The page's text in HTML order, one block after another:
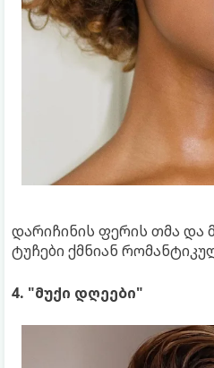
დარიჩინის ფერის თმა და
ტუჩები ქმნიან
4. "მუქი დღეები"